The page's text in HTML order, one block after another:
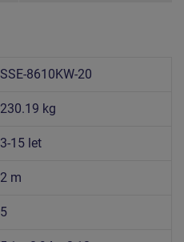
SSE-8610KW-20
230.19 kg
3-15 let
2 m
5